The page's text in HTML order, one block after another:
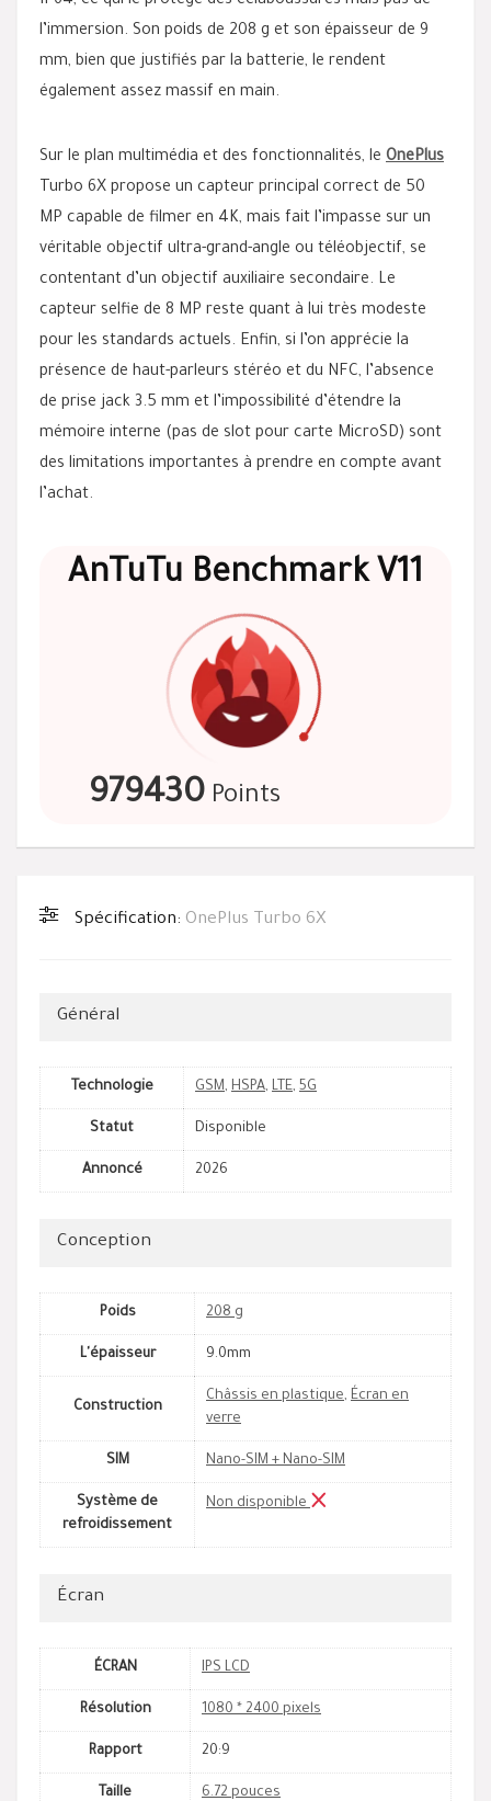
l’immersion. Son poids de 208 g et son épaisseur de 9
mm, bien que justifiés par la batterie, le rendent
également assez massif en main.
Sur le plan multimédia et des fonctionnalités, le OnePlus
Turbo 6X propose un capteur principal correct de 50
MP capable de filmer en 4K, mais fait l’impasse sur un
véritable objectif ultra-grand-angle ou téléobjectif, se
contentant d’un objectif auxiliaire secondaire. Le
capteur selfie de 8 MP reste quant à lui très modeste
pour les standards actuels. Enfin, si l’on apprécie la
présence de haut-parleurs stéréo et du NFC, l’absence
de prise jack 3.5 mm et l’impossibilité d’étendre la
mémoire interne (pas de slot pour carte MicroSD) sont
des limitations importantes à prendre en compte avant
l’achat.
AnTuTu Benchmark V11
979430 Points
Spécification: OnePlus Turbo 6X
Général
Technologie GSM, HSPA, LTE, 5G
Statut Disponible
Annoncé 2026
Conception
Poids 208 g
L'épaisseur 9.0mm
Construction
Châssis en plastique, Écran en
verre
SIM Nano-SIM + Nano-SIM
Système de
refroidissement
Non disponible
Écran
ÉCRAN IPS LCD
Résolution 1080 * 2400 pixels
Rapport 20:9
Taille 6.72 pouces